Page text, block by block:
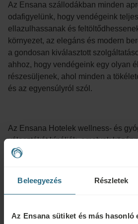
Beleegyezés Részletek
Az Ensana sütiket és más hasonló
Az Ensana szállodákban minden
odafigyelünk, hogy vendégeink
ellazulhassanak és
környezet, az elegáns és modern
a gondosan kiválasztott
ahhoz, hogy vendégeink egy olyan
részesüljenek, ahol minden a
és az egyensúlyról szól.
Az Ensana Hotelek wellness- és
választékát kínálják, amelyek
áll. A beltéri és kültéri medencéktől
amire szükség van a test és a lélek
szó relaxációról,